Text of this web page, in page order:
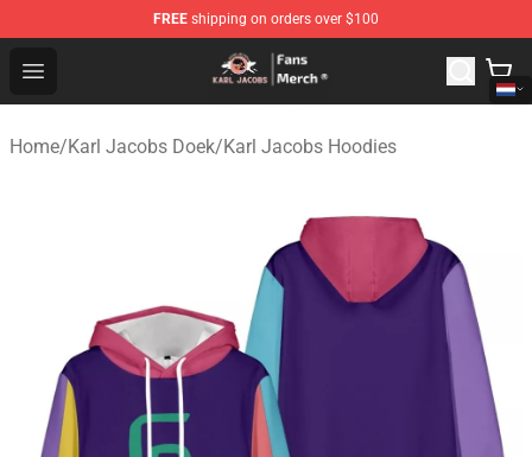
FREE shipping on orders over $100
Open menu
Karl Jacobs Store - Official Karl Jacobs Merchandise
Home/Karl Jacobs Doek/Karl Jacobs Hoodies